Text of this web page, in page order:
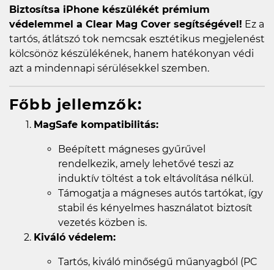
Biztosítsa iPhone készülékét prémium
védelemmel a Clear Mag Cover segítségével! Ez a
tartós, átlátszó tok nemcsak esztétikus megjelenést
kölcsönöz készülékének, hanem hatékonyan védi
azt a mindennapi sérülésekkel szemben.
Főbb jellemzők:
MagSafe kompatibilitás:
Beépített mágneses gyűrűvel
rendelkezik, amely lehetővé teszi az
induktív töltést a tok eltávolítása nélkül.
Támogatja a mágneses autós tartókat, így
stabil és kényelmes használatot biztosít
vezetés közben is.
Kiváló védelem:
Tartós, kiváló minőségű műanyagból (PC